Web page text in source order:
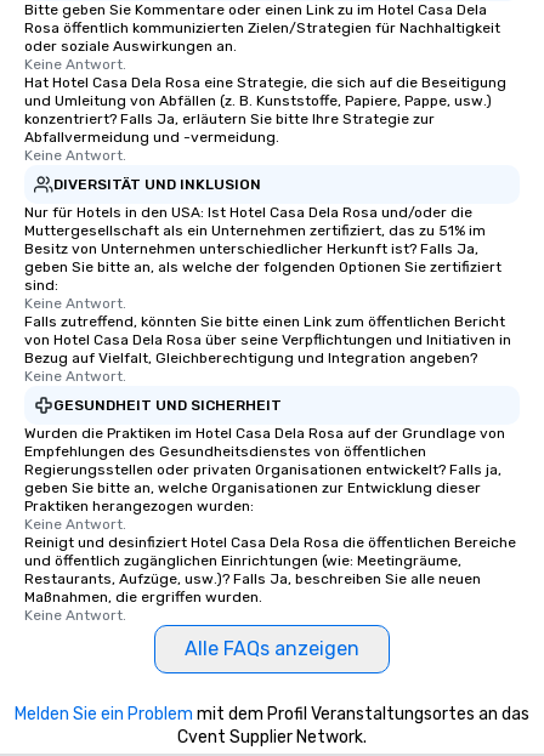
Bitte geben Sie Kommentare oder einen Link zu im Hotel Casa Dela
Rosa öffentlich kommunizierten Zielen/Strategien für Nachhaltigkeit
oder soziale Auswirkungen an.
Keine Antwort.
Hat Hotel Casa Dela Rosa eine Strategie, die sich auf die Beseitigung
und Umleitung von Abfällen (z. B. Kunststoffe, Papiere, Pappe, usw.)
konzentriert? Falls Ja, erläutern Sie bitte Ihre Strategie zur
Abfallvermeidung und -vermeidung.
Keine Antwort.
DIVERSITÄT UND INKLUSION
Nur für Hotels in den USA: Ist Hotel Casa Dela Rosa und/oder die
Muttergesellschaft als ein Unternehmen zertifiziert, das zu 51% im
Besitz von Unternehmen unterschiedlicher Herkunft ist? Falls Ja,
geben Sie bitte an, als welche der folgenden Optionen Sie zertifiziert
sind:
Keine Antwort.
Falls zutreffend, könnten Sie bitte einen Link zum öffentlichen Bericht
von Hotel Casa Dela Rosa über seine Verpflichtungen und Initiativen in
Bezug auf Vielfalt, Gleichberechtigung und Integration angeben?
Keine Antwort.
GESUNDHEIT UND SICHERHEIT
Wurden die Praktiken im Hotel Casa Dela Rosa auf der Grundlage von
Empfehlungen des Gesundheitsdienstes von öffentlichen
Regierungsstellen oder privaten Organisationen entwickelt? Falls ja,
geben Sie bitte an, welche Organisationen zur Entwicklung dieser
Praktiken herangezogen wurden:
Keine Antwort.
Reinigt und desinfiziert Hotel Casa Dela Rosa die öffentlichen Bereiche
und öffentlich zugänglichen Einrichtungen (wie: Meetingräume,
Restaurants, Aufzüge, usw.)? Falls Ja, beschreiben Sie alle neuen
Maßnahmen, die ergriffen wurden.
Keine Antwort.
Alle FAQs anzeigen
Melden Sie ein Problem mit dem Profil Veranstaltungsortes an das
Cvent Supplier Network.